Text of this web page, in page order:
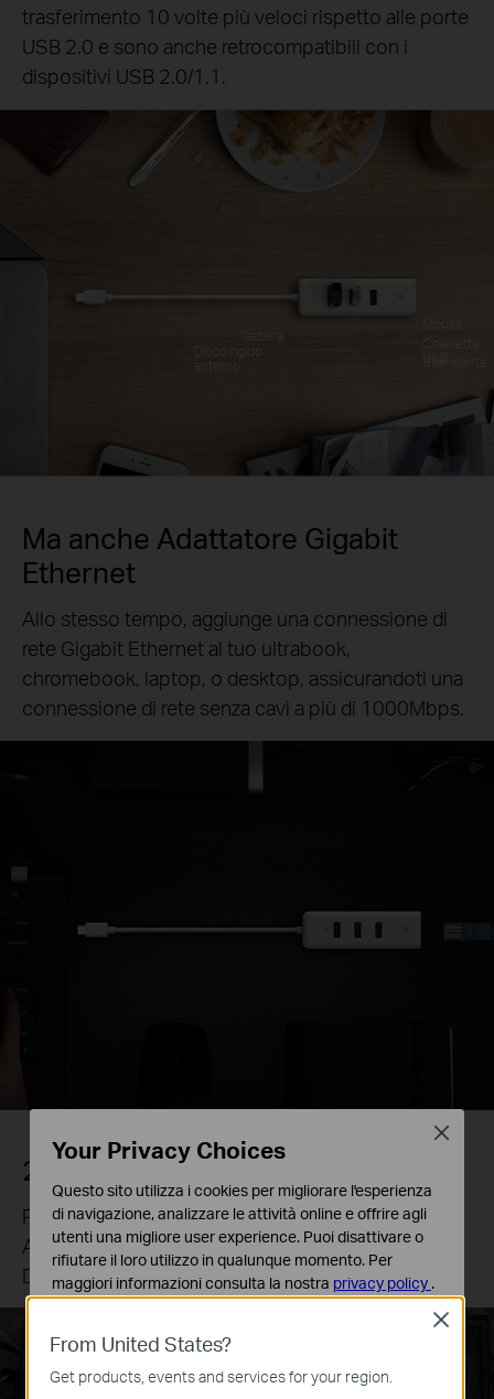
trasferimento 10 volte più veloci rispetto alle porte
USB 2.0 e sono anche retrocompatibili con i
dispositivi USB 2.0/1.1.
Tastiera
Disco rigido
esterno
Ma anche Adattatore Gigabit
Ethernet
Allo stesso tempo, aggiunge una connessione di
rete Gigabit Ethernet al tuo ultrabook,
chromebook, laptop, o desktop, assicurandoti una
connessione di rete senza cavi a più di 1000Mbps.
2 in 1
Performance: UE330C = 3 Porte USB 3.0 +
Adattatore Gigabit Ethernet USB 3.0
DImensione: un unico adattatore
From United States?
Get products, events and services for your region.
Close
Your Privacy Choices
Questo sito utilizza i cookies per migliorare l'esperienza
di navigazione, analizzare le attività online e offrire agli
utenti una migliore user experience. Puoi disattivare o
rifiutare il loro utilizzo in qualunque momento. Per
maggiori informazioni consulta la nostra privacy policy .
Questi cookies sono necessari per il corretto
funzionamento del sito e non possono essere disattivati
nel tuo sistema.
Close